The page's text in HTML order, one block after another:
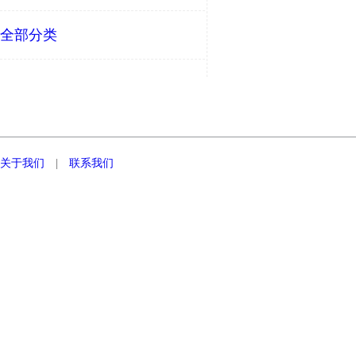
全部分类
关于我们 联系我们